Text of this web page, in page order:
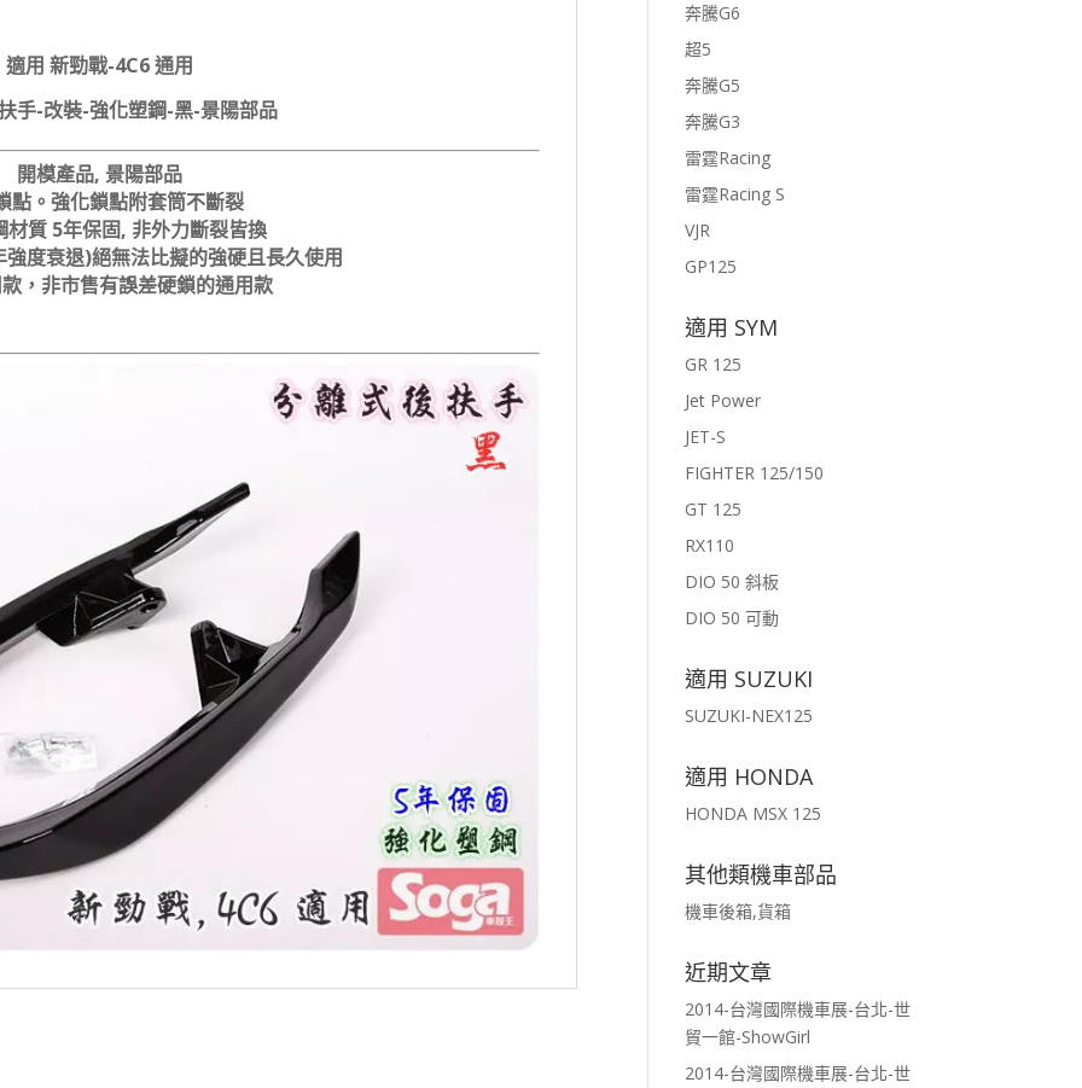
適用 新勁戰-4C6 通用
手-改裝-強化塑鋼-黑-景陽部品
開模產品, 景陽部品
點。強化鎖點附套筒不斷裂
材質 5年保固, 非外力斷裂皆換
度衰退)絕無法比擬的強硬且長久使用
，非市售有誤差硬鎖的通用款
奔騰G6
超5
奔騰G5
奔騰G3
雷霆Racing
雷霆Racing S
VJR
GP125
適用 SYM
GR 125
Jet Power
JET-S
FIGHTER 125/150
GT 125
RX110
DIO 50 斜板
DIO 50 可動
適用 SUZUKI
SUZUKI-NEX125
適用 HONDA
HONDA MSX 125
其他類機車部品
機車後箱,貨箱
近期文章
2014-台灣國際機車展-台北-世
貿一館-ShowGirl
2014-台灣國際機車展-台北-世